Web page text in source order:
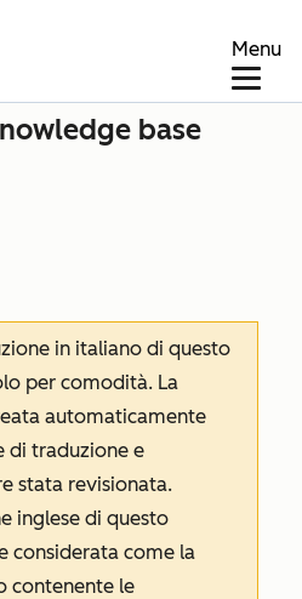
Menu
base
in italiano di questo
per comodità. La
automaticamente
di traduzione e
stata revisionata.
inglese di questo
considerata come la
contenente le